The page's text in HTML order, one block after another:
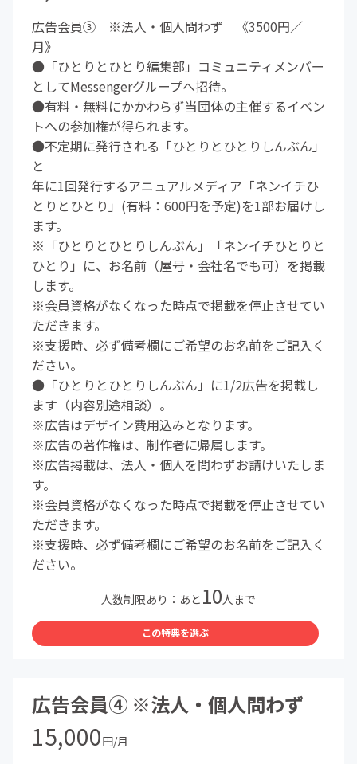
広告会員③ ※法人・個人問わず 《3500円／
月》
●「ひとりとひとり編集部」コミュニティメンバー
としてMessengerグループへ招待。
●有料・無料にかかわらず当団体の主催するイベン
トへの参加権が得られます。
●不定期に発行される「ひとりとひとりしんぶん」
と
年に1回発行するアニュアルメディア「ネンイチひ
とりとひとり」(有料：600円を予定)を1部お届けし
ます。
※「ひとりとひとりしんぶん」「ネンイチひとりと
ひとり」に、お名前（屋号・会社名でも可）を掲載
します。
※会員資格がなくなった時点で掲載を停止させてい
ただきます。
※支援時、必ず備考欄にご希望のお名前をご記入く
ださい。
●「ひとりとひとりしんぶん」に1/2広告を掲載し
ます（内容別途相談）。
※広告はデザイン費用込みとなります。
※広告の著作権は、制作者に帰属します。
※広告掲載は、法人・個人を問わずお請けいたしま
す。
※会員資格がなくなった時点で掲載を停止させてい
ただきます。
※支援時、必ず備考欄にご希望のお名前をご記入く
ださい。
人数制限あり：あと 10人まで
この特典を選ぶ
広告会員④ ※法人・個人問わず
15,000円/月